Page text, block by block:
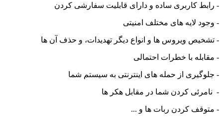
کاربری ساده و دارای قابلیت سفارشی کردن
لایه های مختلف امنیتی
ویروس ها و انواع دیگر تهدیدات، و حذف آن ها
با خطرات احتمالی
از حمله های اینترنتی به سیستم شما
کردن شما در مقابل هکر ها
کردن ربات ها و ...